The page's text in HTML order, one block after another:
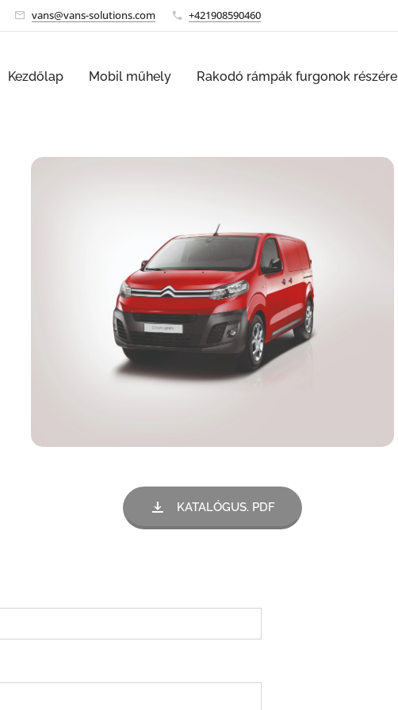
vans@vans-solutions.com +421908590460
Kezdőlap Mobil műhely Rakodó rámpák furgonok részére
KATALÓGUS. PDF